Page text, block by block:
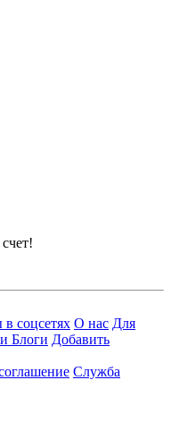
соцсетях О нас Для
Блоги Добавить
Служба